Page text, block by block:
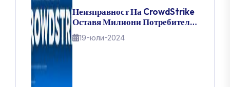
Неизправност На CrowdStrike
Оставя Милиони Потребители
На Windows Блокирани С Blue
Screen Of Death: Ето Как Да
19-юли-2024